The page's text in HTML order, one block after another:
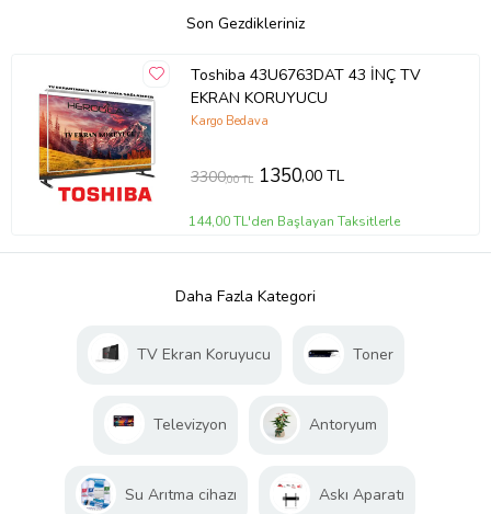
Son Gezdikleriniz
Toshiba 43U6763DAT 43 İNÇ TV
EKRAN KORUYUCU
Kargo Bedava
3300,00 TL 1350,00 TL
144,00 TL'den Başlayan Taksitlerle
Daha Fazla Kategori
TV Ekran Koruyucu Toner
Televizyon Antoryum
Su Arıtma cihazı Askı Aparatı